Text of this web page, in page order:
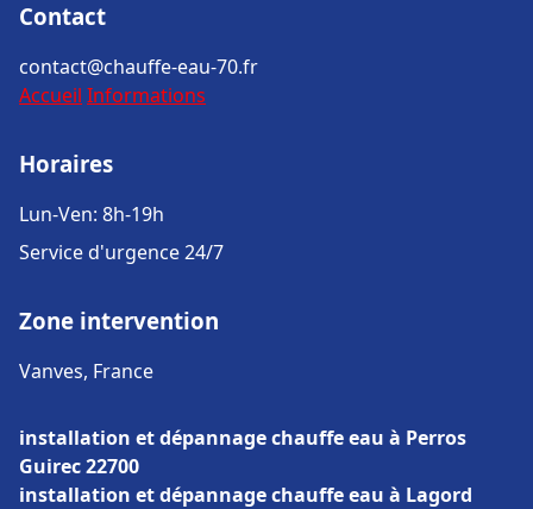
Contact
contact@chauffe-eau-70.fr
Accueil Informations
Horaires
Lun-Ven: 8h-19h
Service d'urgence 24/7
Zone intervention
Vanves, France
installation et dépannage chauffe eau à Perros
Guirec 22700
installation et dépannage chauffe eau à Lagord